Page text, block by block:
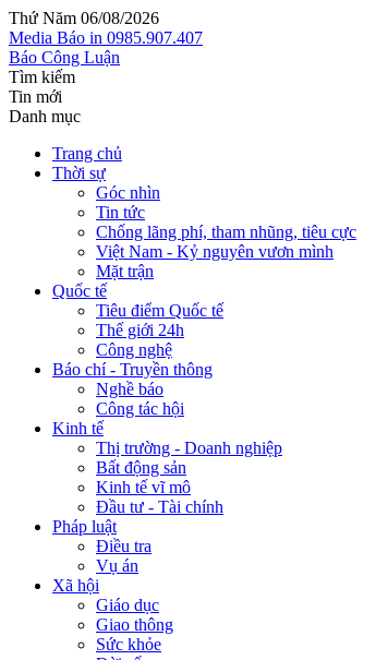
Thứ Năm 06/08/2026
Media Báo in 0985.907.407
Báo Công Luận
Tìm kiếm
Tin mới
Danh mục
Trang chủ
Thời sự
Góc nhìn
Tin tức
Chống lãng phí, tham nhũng, tiêu cực
Việt Nam - Kỷ nguyên vươn mình
Mặt trận
Quốc tế
Tiêu điểm Quốc tế
Thế giới 24h
Công nghệ
Báo chí - Truyền thông
Nghề báo
Công tác hội
Kinh tế
Thị trường - Doanh nghiệp
Bất động sản
Kinh tế vĩ mô
Đầu tư - Tài chính
Pháp luật
Điều tra
Vụ án
Xã hội
Giáo dục
Giao thông
Sức khỏe